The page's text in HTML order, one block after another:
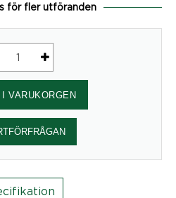
för fler utföranden
I VARUKORGEN